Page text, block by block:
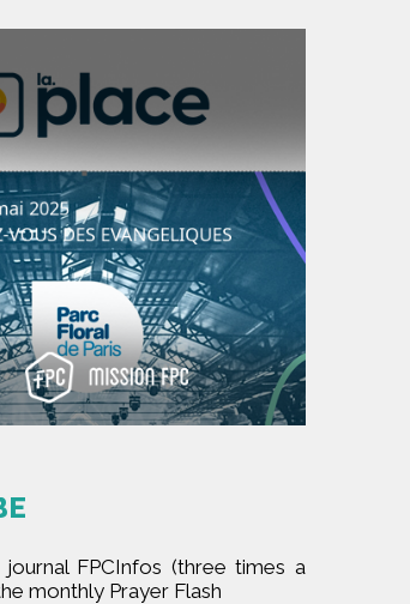
FPCInfos (three times a
monthly Prayer Flash